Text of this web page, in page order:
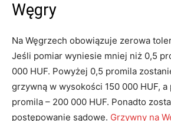
Węgry
Na Węgrzech obowiązuje zerowa
Jeśli pomiar wyniesie mniej niż 0,5
000 HUF. Powyżej 0,5 promila
grzywną w wysokości 150 000 HUF,
promila – 200 000 HUF. Ponadto
postępowanie sądowe. Grzywny na